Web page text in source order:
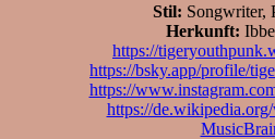
Stil: Songwriter,
Herkunft:
https://
https://bsky.app/profile/
https://
https://